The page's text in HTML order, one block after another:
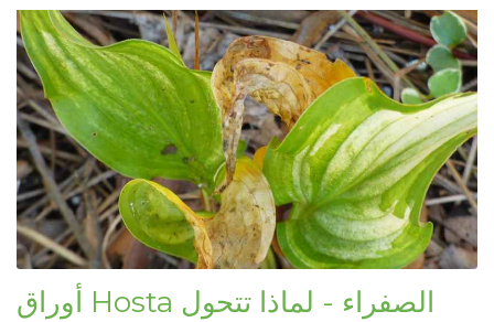
أوراق Hosta الصفراء - لماذا تتحول